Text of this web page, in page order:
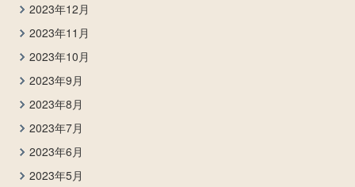
2023年12月
2023年11月
2023年10月
2023年9月
2023年8月
2023年7月
2023年6月
2023年5月